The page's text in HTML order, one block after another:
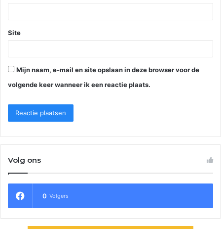
Site
Mijn naam, e-mail en site opslaan in deze browser voor de
volgende keer wanneer ik een reactie plaats.
Volg ons
0 Volgers